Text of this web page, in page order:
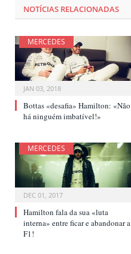
NOTÍCIAS RELACIONADAS
MERCEDES
JAN 03, 2018
Bottas «desafia» Hamilton: «Não
há ninguém imbatível!»
MERCEDES
DEC 01, 2017
Hamilton fala da sua «luta
interna» entre ficar e abandonar a
F1!